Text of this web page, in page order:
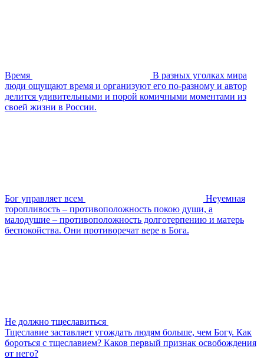
Время
В разных уголках мира
люди ощущают время и организуют его по-разному и автор
делится удивительными и порой комичными моментами из
своей жизни в России.
Бог управляет всем
Неуемная
торопливость – противоположность покою души, а
малодушие – противоположность долготерпению и матерь
беспокойства. Они противоречат вере в Бога.
Не должно тщеславиться
Тщеславие заставляет угождать людям больше, чем Богу. Как
бороться с тщеславием? Каков первый признак освобождения
от него?